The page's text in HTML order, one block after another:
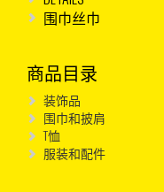
围巾丝巾
商品目录
装饰品
围巾和披肩
T恤
服装和配件